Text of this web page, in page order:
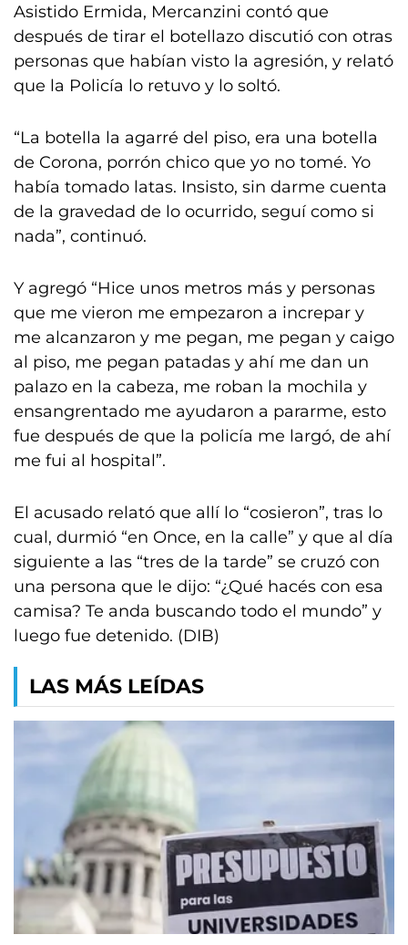
Asistido Ermida, Mercanzini contó que
después de tirar el botellazo discutió con otras
personas que habían visto la agresión, y relató
que la Policía lo retuvo y lo soltó.
“La botella la agarré del piso, era una botella
de Corona, porrón chico que yo no tomé. Yo
había tomado latas. Insisto, sin darme cuenta
de la gravedad de lo ocurrido, seguí como si
nada”, continuó.
Y agregó “Hice unos metros más y personas
que me vieron me empezaron a increpar y
me alcanzaron y me pegan, me pegan y caigo
al piso, me pegan patadas y ahí me dan un
palazo en la cabeza, me roban la mochila y
ensangrentado me ayudaron a pararme, esto
fue después de que la policía me largó, de ahí
me fui al hospital”.
El acusado relató que allí lo “cosieron”, tras lo
cual, durmió “en Once, en la calle” y que al día
siguiente a las “tres de la tarde” se cruzó con
una persona que le dijo: “¿Qué hacés con esa
camisa? Te anda buscando todo el mundo” y
luego fue detenido. (DIB)
LAS MÁS LEÍDAS